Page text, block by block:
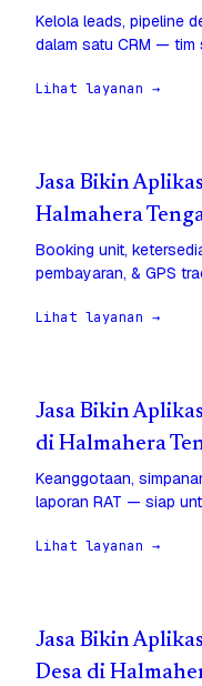
Kelola leads, pipeline
dalam satu CRM —
Lihat layanan →
Jasa Bikin
Halmahera
Booking unit,
pembayaran, & GPS
Lihat layanan →
Jasa Bikin
di Halmahera
Keanggotaan,
laporan RAT — siap
Lihat layanan →
Jasa Bikin
Desa di